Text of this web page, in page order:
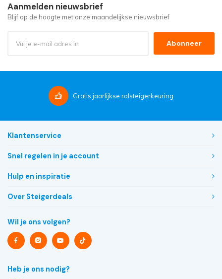
Aanmelden nieuwsbrief
Blijf op de hoogte met onze maandelijkse nieuwsbrief
Abonneer
Gratis jaarlijkse rolsteigerkeuring
Klantenservice
Snel regelen in je account
Hulp en inspiratie
Over Steigerdeals
Wil je ons volgen?
Heb je ons nodig?